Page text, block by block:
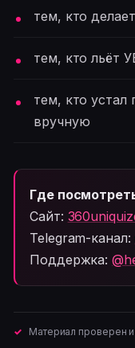
тем, кто
тем, кто льёт
тем, кто устал
вручную
Где
Сайт:
Telegram-канал:
Поддержка:
Материал проверен